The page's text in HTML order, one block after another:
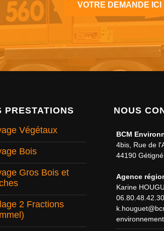
VOTRE DEMANDE ICI
PRESTATIONS
Végétaux
Bois
Gros Bois et
2 Fractions
NOUS
BCM
4bis, Rue de
44190 Gétigné
Agence
Karine
06.80.48.42.30